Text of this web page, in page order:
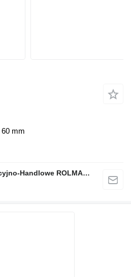
60 mm
Przedsiębiorstwo Produkcyjno-Handlowe ROLMAPOL Marcin Dziekan